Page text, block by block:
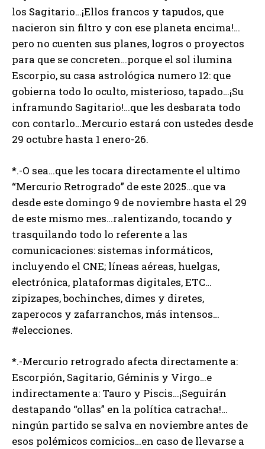
los Sagitario…¡Ellos francos y tapudos, que
nacieron sin filtro y con ese planeta encima!…
pero no cuenten sus planes, logros o proyectos
para que se concreten…porque el sol ilumina
Escorpio, su casa astrológica numero 12: que
gobierna todo lo oculto, misterioso, tapado…¡Su
inframundo Sagitario!…que les desbarata todo
con contarlo…Mercurio estará con ustedes desde
29 octubre hasta 1 enero-26.
*.-O sea…que les tocara directamente el ultimo
“Mercurio Retrogrado” de este 2025…que va
desde este domingo 9 de noviembre hasta el 29
de este mismo mes…ralentizando, tocando y
trasquilando todo lo referente a las
comunicaciones: sistemas informáticos,
incluyendo el CNE; líneas aéreas, huelgas,
electrónica, plataformas digitales, ETC…
zipizapes, bochinches, dimes y diretes,
zaperocos y zafarranchos, más intensos…
#elecciones.
*.-Mercurio retrogrado afecta directamente a:
Escorpión, Sagitario, Géminis y Virgo…e
indirectamente a: Tauro y Piscis…¡Seguirán
destapando “ollas” en la política catracha!…
ningún partido se salva en noviembre antes de
esos polémicos comicios…en caso de llevarse a